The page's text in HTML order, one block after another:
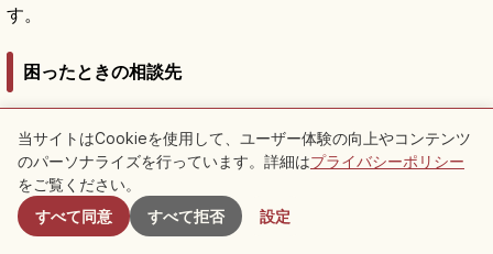
す。
困ったときの相談先
948-1103）など現地の案内先に相談しましょう。
海辺のトラブルや危険を感じた場合は、無理に自分だけで解
決しようとせず、近くの大人や関係機関へ助けを求めること
が大切です。
付近のスポット
当サイトはCookieを使用して、ユーザー体験の向上やコンテンツ
のパーソナライズを行っています。詳細はプライバシーポリシー
をご覧ください。
すべて同意
すべて拒否 設定